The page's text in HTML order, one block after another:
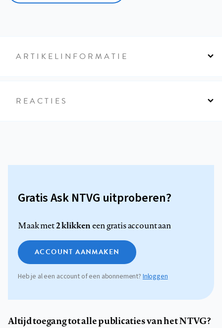
ARTIKELINFORMATIE
REACTIES
Gratis Ask NTVG uitproberen?
Maak met2 klikkeneen gratis account aan
ACCOUNT AANMAKEN
Heb je al een account of een abonnement?Inloggen
Altijd toegang tot alle publicaties van het NTVG?